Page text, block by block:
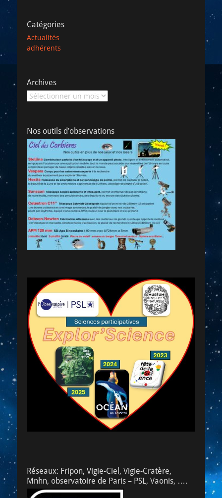
Catégories
Actualités
adhérents
Archives
Archives
Nos outils d’observations
Réseaux: Fripon, Vigie-Ciel, Vigie-Cratère,
Mnhn, observatoire de Paris – PSL, Vaonis, ….